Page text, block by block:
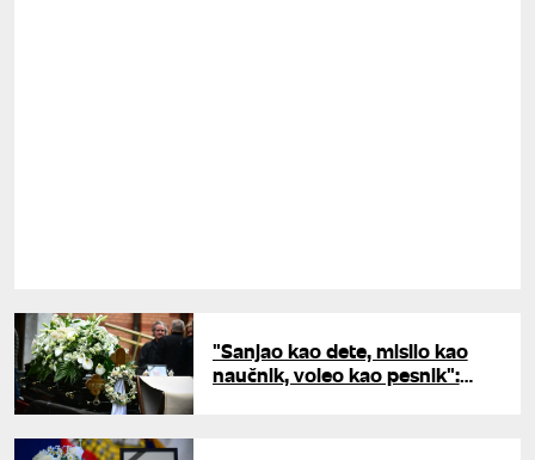
"Sanjao kao dete, mislio kao
naučnik, voleo kao pesnik":